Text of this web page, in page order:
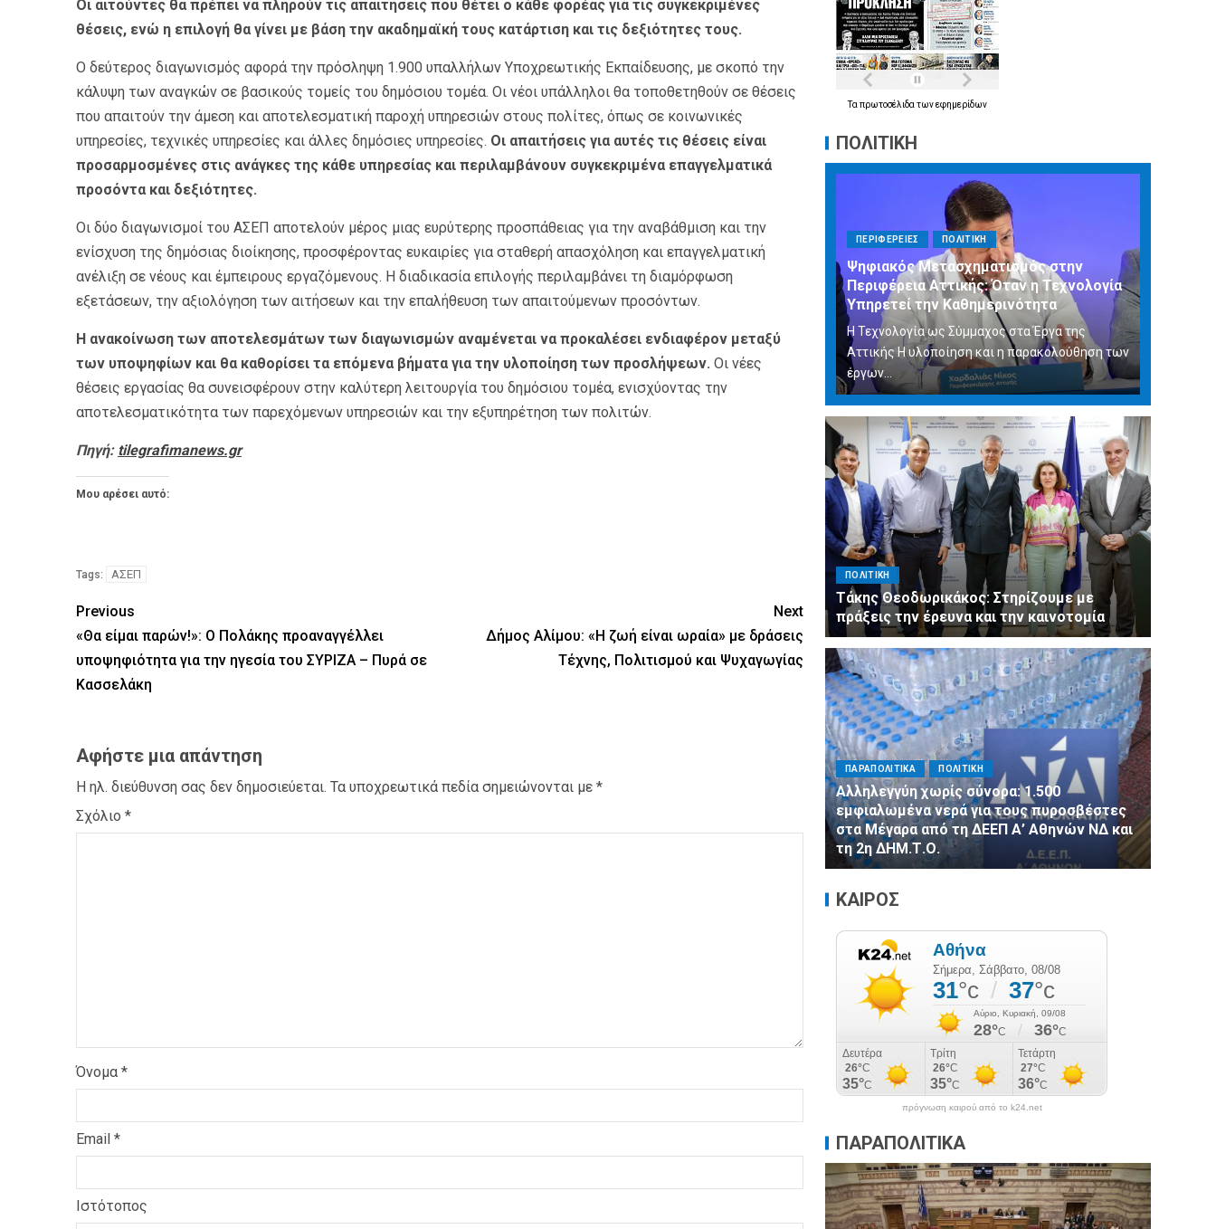
Οι αιτούντες θα πρέπει να πληρούν τις απαιτήσεις που θέτει ο κάθε φορέας για τις συγκεκριμένες
θέσεις, ενώ η επιλογή θα γίνει με βάση την ακαδημαϊκή τους κατάρτιση και τις δεξιότητες τους.
Ο δεύτερος διαγωνισμός αφορά την πρόσληψη 1.900 υπαλλήλων Υποχρεωτικής Εκπαίδευσης, με σκοπό την
κάλυψη των αναγκών σε βασικούς τομείς του δημόσιου τομέα. Οι νέοι υπάλληλοι θα τοποθετηθούν σε θέσεις
που απαιτούν την άμεση και αποτελεσματική παροχή υπηρεσιών στους πολίτες, όπως σε κοινωνικές
υπηρεσίες, τεχνικές υπηρεσίες και άλλες δημόσιες υπηρεσίες. Οι απαιτήσεις για αυτές τις θέσεις είναι
προσαρμοσμένες στις ανάγκες της κάθε υπηρεσίας και περιλαμβάνουν συγκεκριμένα επαγγελματικά
προσόντα και δεξιότητες.
Οι δύο διαγωνισμοί του ΑΣΕΠ αποτελούν μέρος μιας ευρύτερης προσπάθειας για την αναβάθμιση και την
ενίσχυση της δημόσιας διοίκησης, προσφέροντας ευκαιρίες για σταθερή απασχόληση και επαγγελματική
ανέλιξη σε νέους και έμπειρους εργαζόμενους. Η διαδικασία επιλογής περιλαμβάνει τη διαμόρφωση
εξετάσεων, την αξιολόγηση των αιτήσεων και την επαλήθευση των απαιτούμενων προσόντων.
Η ανακοίνωση των αποτελεσμάτων των διαγωνισμών αναμένεται να προκαλέσει ενδιαφέρον μεταξύ
των υποψηφίων και θα καθορίσει τα επόμενα βήματα για την υλοποίηση των προσλήψεων. Οι νέες
θέσεις εργασίας θα συνεισφέρουν στην καλύτερη λειτουργία του δημόσιου τομέα, ενισχύοντας την
αποτελεσματικότητα των παρεχόμενων υπηρεσιών και την εξυπηρέτηση των πολιτών.
Πηγή: tilegrafimanews.gr
Μου αρέσει αυτό:
Tags: ΑΣΕΠ
Previous
«Θα είμαι παρών!»: Ο Πολάκης προαναγγέλλει
υποψηφιότητα για την ηγεσία του ΣΥΡΙΖΑ – Πυρά σε
Κασσελάκη
Next
Δήμος Αλίμου: «Η ζωή είναι ωραία» με δράσεις
Τέχνης, Πολιτισμού και Ψυχαγωγίας
Αφήστε μια απάντηση
Η ηλ. διεύθυνση σας δεν δημοσιεύεται. Τα υποχρεωτικά πεδία σημειώνονται με *
Σχόλιο *
Όνομα *
Email *
Ιστότοπος
Τα πρωτοσέλιδα τωνεφημερίδων
ΠΟΛΙΤΙΚΗ
ΠΕΡΙΦΕΡΕΙΕΣ ΠΟΛΙΤΙΚΗ
Ψηφιακός Μετασχηματισμός στην
Περιφέρεια Αττικής: Όταν η Τεχνολογία
Υπηρετεί την Καθημερινότητα
Η Τεχνολογία ως Σύμμαχος στα Έργα της
Αττικής Η υλοποίηση και η παρακολούθηση των
έργων...
ΠΟΛΙΤΙΚΗ
Τάκης Θεοδωρικάκος: Στηρίζουμε με
πράξεις την έρευνα και την καινοτομία
ΠΑΡΑΠΟΛΙΤΙΚΑ ΠΟΛΙΤΙΚΗ
Αλληλεγγύη χωρίς σύνορα: 1.500
εμφιαλωμένα νερά για τους πυροσβέστες
στα Μέγαρα από τη ΔΕΕΠ Α’ Αθηνών ΝΔ και
τη 2η ΔΗΜ.Τ.Ο.
ΚΑΙΡΟΣ
πρόγνωση καιρού από το k24.net
ΠΑΡΑΠΟΛΙΤΙΚΑ